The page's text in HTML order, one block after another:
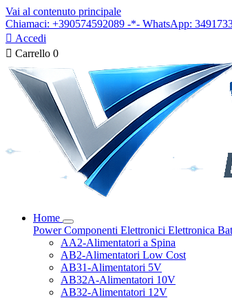
Vai al contenuto principale
Chiamaci: +390574592089 -*- WhatsApp:
 Accedi
 Carrello 0
Home
PowerComponenti Elettronici Elettronica
AA2-Alimentatori a Spina
AB2-Alimentatori Low Cost
AB31-Alimentatori 5V
AB32A-Alimentatori 10V
AB32-Alimentatori 12V